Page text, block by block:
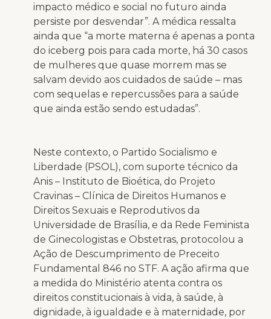
impacto médico e social no futuro ainda
persiste por desvendar”. A médica ressalta
ainda que “a morte materna é apenas a ponta
do iceberg pois para cada morte, há 30 casos
de mulheres que quase morrem mas se
salvam devido aos cuidados de saúde – mas
com sequelas e repercussões para a saúde
que ainda estão sendo estudadas”.
Neste contexto, o Partido Socialismo e
Liberdade (PSOL), com suporte técnico da
Anis – Instituto de Bioética, do Projeto
Cravinas – Clínica de Direitos Humanos e
Direitos Sexuais e Reprodutivos da
Universidade de Brasília, e da Rede Feminista
de Ginecologistas e Obstetras, protocolou a
Ação de Descumprimento de Preceito
Fundamental 846 no STF. A ação afirma que
a medida do Ministério atenta contra os
direitos constitucionais à vida, à saúde, à
dignidade, à igualdade e à maternidade, por